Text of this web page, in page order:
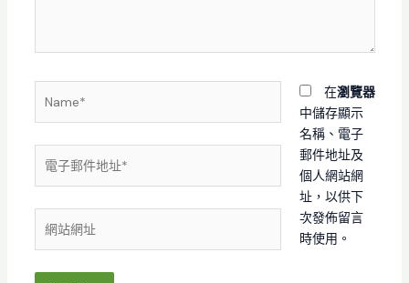
地
站
在瀏覽器
中儲存顯示
名稱、電子
郵件地址及
個人網站網
址，以供下
次發佈留言
時使用。